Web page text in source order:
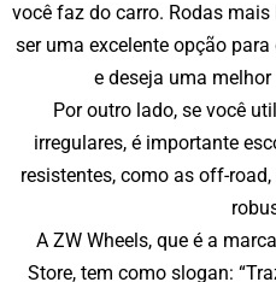
você faz do carro. Rodas
ser uma excelente opção
e deseja uma
Por outro lado, se você
irregulares, é importante
resistentes, como as off-
A ZW Wheels, que é a
Store, tem como slogan: